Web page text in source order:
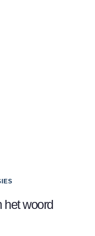
woord